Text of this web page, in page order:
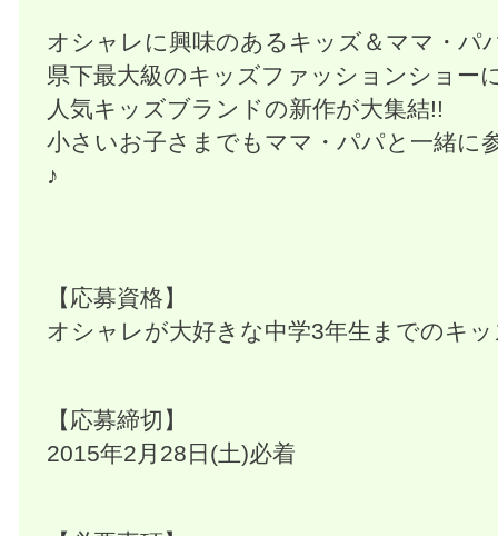
オシャレに興味のあるキッズ＆ママ・パ
県下最大級のキッズファッションショー
人気キッズブランドの新作が大集結!!
小さいお子さまでもママ・パパと一緒に
♪
【応募資格】
オシャレが大好きな中学3年生までのキ
【応募締切】
2015年2月28日(土)必着